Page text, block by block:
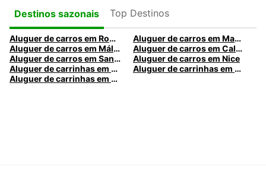
Destinos sazonais
Top Destinos
Aluguer de carros em Roma
Aluguer de carros em Madrid
Aluguer de carros em Málaga
Aluguer de carros em Caldas da Rainha
Aluguer de carros em Santa Maria da Feira
Aluguer de carros em Nice
Aluguer de carrinhas em Nice
Aluguer de carrinhas em Santa Maria da Feira
Aluguer de carrinhas em Caldas da Rainha